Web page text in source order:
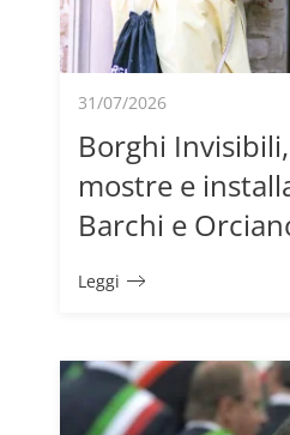
31/07/2026
Borghi
mostre e
Barchi e
Leggi